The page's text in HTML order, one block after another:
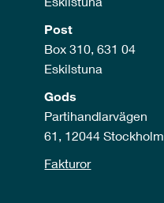
Post
Box 310, 631 04
Eskilstuna
Gods
Partihandlarvägen
61, 12044 Stockholm
Fakturor